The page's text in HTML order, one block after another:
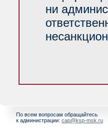
ни
По всем вопросам обращайтесь
к администрации: cap@ksp-msk.ru